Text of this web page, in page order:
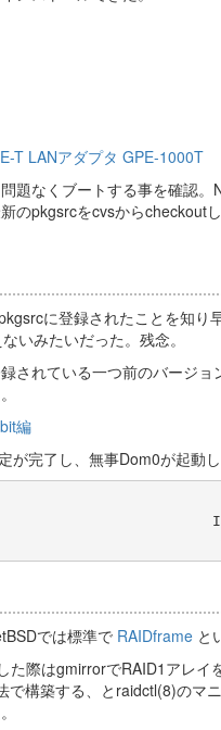
T LANアダプタ GPE-1000T
題なくブートする事を確認
のpkgsrcをcvsからcheckout
に登録されたことを知
いみたいだった。残念。
されている一つ前のバージ
編
が完了し、無事Dom0が起動
ID
では標準で RAIDframe と
た際はgmirrorでRAID1アレ
で構築する、とraidctl(8)のマ